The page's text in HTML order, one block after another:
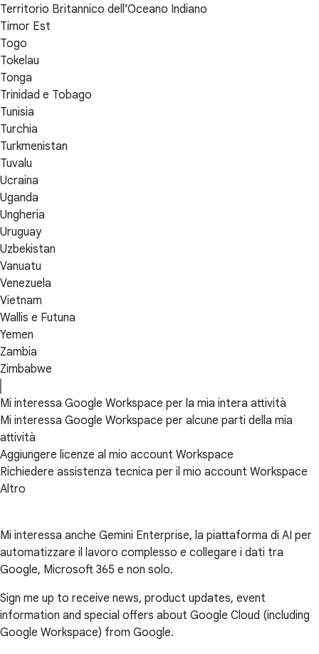
Territorio Britannico dell’Oceano Indiano
Timor Est
Togo
Tokelau
Tonga
Trinidad e Tobago
Tunisia
Turchia
Turkmenistan
Tuvalu
Ucraina
Uganda
Ungheria
Uruguay
Uzbekistan
Vanuatu
Venezuela
Vietnam
Wallis e Futuna
Yemen
Zambia
Zimbabwe
Mi interessa Google Workspace per la mia intera attività
Mi interessa Google Workspace per alcune parti della mia
attività
Aggiungere licenze al mio account Workspace
Richiedere assistenza tecnica per il mio account Workspace
Altro
Mi interessa anche Gemini Enterprise, la piattaforma di AI per
automatizzare il lavoro complesso e collegare i dati tra
Google, Microsoft 365 e non solo.
Sign me up to receive news, product updates, event
information and special offers about Google Cloud (including
Google Workspace) from Google.